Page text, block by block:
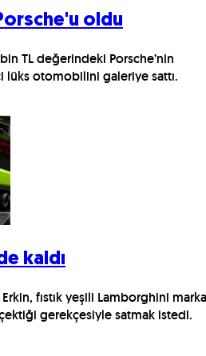
oldu
TL değerindeki Porsche’nin
otomobilini galeriye sattı.
kaldı
fıstık yeşili Lamborghini marka
gerekçesiyle satmak istedi.